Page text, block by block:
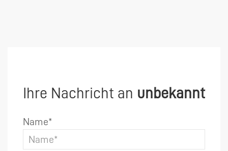
Ihre Nachricht an unbekannt
Name*